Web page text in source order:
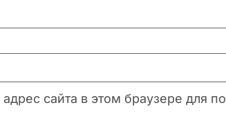
сайта в этом браузере для